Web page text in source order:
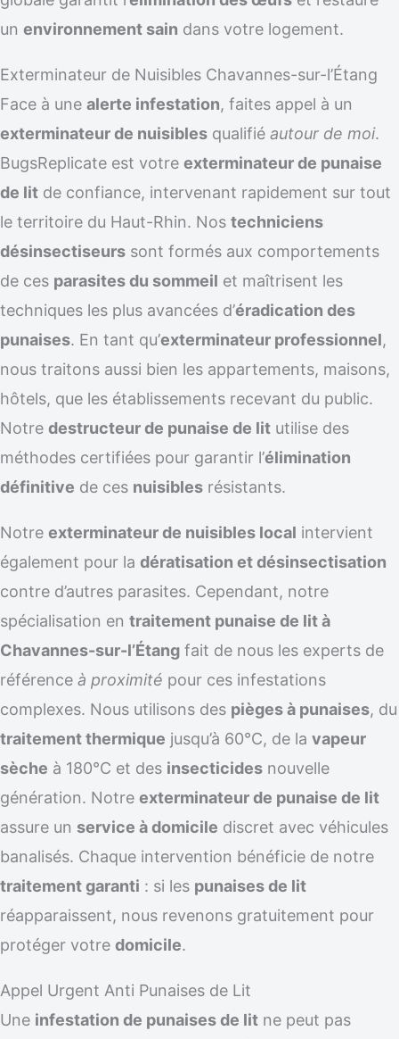
un environnement sain dans votre logement.
Exterminateur de Nuisibles Chavannes-sur-l’Étang
Face à une alerte infestation, faites appel à un
exterminateur de nuisibles qualifié autour de moi.
BugsReplicate est votre exterminateur de punaise
de lit de confiance, intervenant rapidement sur tout
le territoire du Haut-Rhin. Nos techniciens
désinsectiseurs sont formés aux comportements
de ces parasites du sommeil et maîtrisent les
techniques les plus avancées d’éradication des
punaises. En tant qu’exterminateur professionnel,
nous traitons aussi bien les appartements, maisons,
hôtels, que les établissements recevant du public.
Notre destructeur de punaise de lit utilise des
méthodes certifiées pour garantir l’élimination
définitive de ces nuisibles résistants.
Notre exterminateur de nuisibles local intervient
également pour la dératisation et désinsectisation
contre d’autres parasites. Cependant, notre
spécialisation en traitement punaise de lit à
Chavannes-sur-l’Étang fait de nous les experts de
référence à proximité pour ces infestations
complexes. Nous utilisons des pièges à punaises, du
traitement thermique jusqu’à 60°C, de la vapeur
sèche à 180°C et des insecticides nouvelle
génération. Notre exterminateur de punaise de lit
assure un service à domicile discret avec véhicules
banalisés. Chaque intervention bénéficie de notre
traitement garanti : si les punaises de lit
réapparaissent, nous revenons gratuitement pour
protéger votre domicile.
Appel Urgent Anti Punaises de Lit
Une infestation de punaises de lit ne peut pas